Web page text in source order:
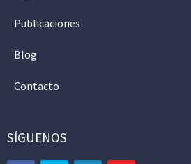
Publicaciones
Blog
Contacto
SÍGUENOS